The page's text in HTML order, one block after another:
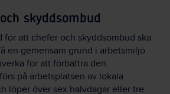
skyddsombud
att chefer och skyddsombud ska
en gemensam grund i arbetsmiljö
för att förbättra den.
på arbetsplatsen av lokala
löper över sex halvdagar eller tre